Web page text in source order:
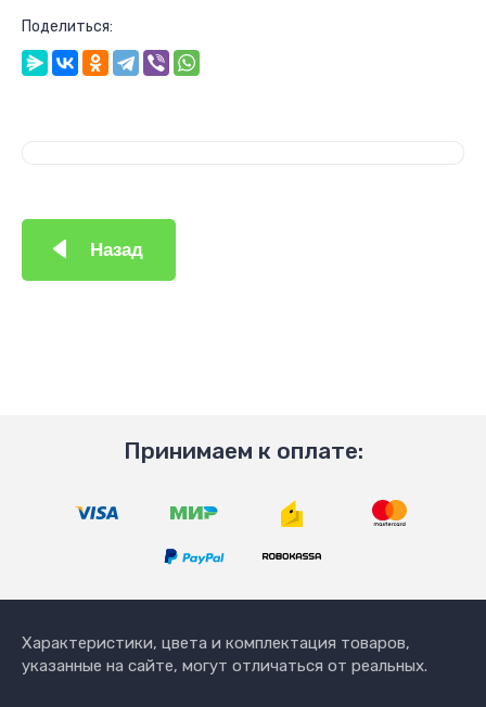
Поделиться:
Назад
Принимаем к оплате:
Характеристики, цвета и комплектация товаров,
указанные на сайте, могут отличаться от реальных.